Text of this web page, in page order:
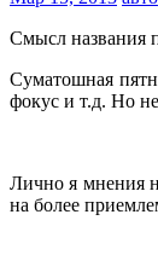
Смысл названия
Суматошная
фокус и т.д. Но
Лично я мнения
на более